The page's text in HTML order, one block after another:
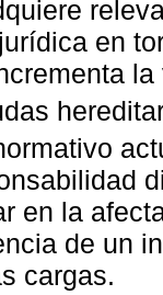
en
en la
de un
cargas.